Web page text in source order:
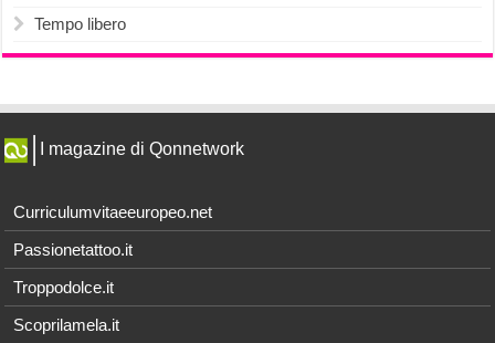
Tempo libero
I magazine di Qonnetwork
Curriculumvitaeeuropeo.net
Passionetattoo.it
Troppodolce.it
Scoprilamela.it